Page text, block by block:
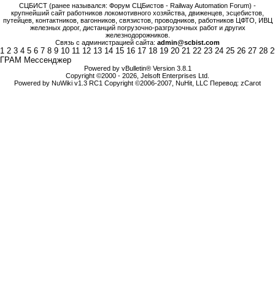
СЦБИСТ (ранее назывался: Форум СЦБистов - Railway Automation Forum) -
крупнейший сайт работников локомотивного хозяйства, движенцев, эсцебистов,
путейцев, контактников, вагонников, связистов, проводников, работников ЦФТО, ИВЦ
железных дорог, дистанций погрузочно-разгрузочных работ и других
железнодорожников.
Связь с администрацией сайта: admin@scbist.com
1 2 3 4 5 6 7 8 9 10 11 12 13 14 15 16 17 18 19 20 21 22 23 24 25 26 27 28
ГРАМ Мессенджер
Powered by vBulletin® Version 3.8.1
Copyright ©2000 - 2026, Jelsoft Enterprises Ltd.
Powered by NuWiki v1.3 RC1 Copyright ©2006-2007, NuHit, LLC Перевод: zCarot